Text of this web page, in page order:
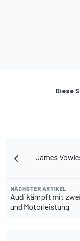
Diese
James
NÄCHSTER ARTIKEL
Audi kämpft mit
und Motorleistung